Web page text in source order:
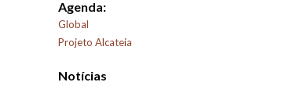
Agenda:
Global
Projeto Alcateia
Notícias